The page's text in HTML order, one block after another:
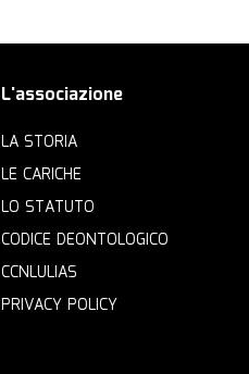
L'associazione
LA STORIA
LE CARICHE
LO STATUTO
CODICE DEONTOLOGICO
CCNLULIAS
PRIVACY POLICY